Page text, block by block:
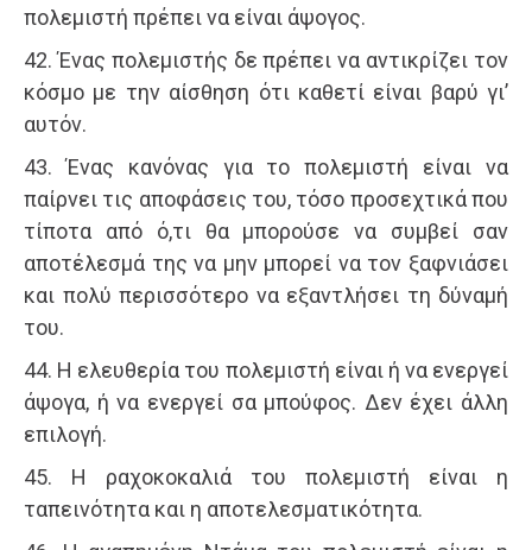
πολεμιστή πρέπει να είναι άψογος.
42. Ένας πολεμιστής δε πρέπει να αντικρίζει τον
κόσμο με την αίσθηση ότι καθετί είναι βαρύ γι’
αυτόν.
43. Ένας κανόνας για το πολεμιστή είναι να
παίρνει τις αποφάσεις του, τόσο προσεχτικά που
τίποτα από ό,τι θα μπορούσε να συμβεί σαν
αποτέλεσμά της να μην μπορεί να τον ξαφνιάσει
και πολύ περισσότερο να εξαντλήσει τη δύναμή
του.
44. Η ελευθερία του πολεμιστή είναι ή να ενεργεί
άψογα, ή να ενεργεί σα μπούφος. Δεν έχει άλλη
επιλογή.
45. Η ραχοκοκαλιά του πολεμιστή είναι η
ταπεινότητα και η αποτελεσματικότητα.